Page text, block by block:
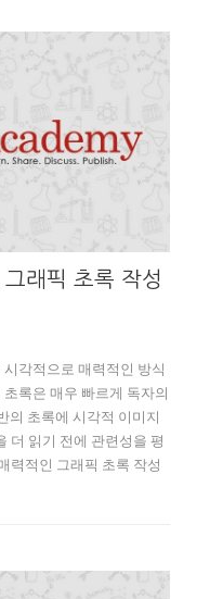
래픽 초록 작성
각적으로 매력적인 방식
록은 매우 빠르게 독자의
의 초록에 시각적 이미지
더 읽기 전에 관련성을 평
력적인 그래픽 초록 작성